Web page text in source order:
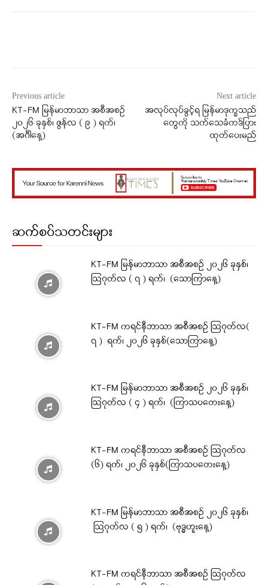
Previous article
KT-FM မြန်မာဘာသာ အစီအစဉ်
၂၀၂၆ ခုနှစ်၊ ဇွန်လ ( ၉ ) ရက်၊
(အင်္ဂါနေ့)
Next article
အလုပ်လုပ်ခွင့်ရ မြန်မာဒုက္ခသည်
တွေကို သက်သေခံကဒ်ပြား
ထုတ်ပေးမည်
ဆက်စပ်သတင်းများ
KT-FM မြန်မာဘာသာ အစီအစဉ် ၂၀၂၆ ခုနှစ်၊
ဩဂုတ်လ ( ၇ ) ရက်၊ (သောကြာနေ့)
KT-FM ကရင်နီဘာသာ အစီအစဉ် ဩဂုတ်လ(
၇ ) ရက်၊ ၂၀၂၆ ခုနှစ်(သောကြာနေ့)
KT-FM မြန်မာဘာသာ အစီအစဉ် ၂၀၂၆ ခုနှစ်၊
ဩဂုတ်လ ( ၄ ) ရက်၊ (ကြာသပတေးနေ့)
KT-FM ကရင်နီဘာသာ အစီအစဉ် ဩဂုတ်လ
(၆) ရက်၊ ၂၀၂၆ ခုနှစ်(ကြာသပတေးနေ့)
KT-FM မြန်မာဘာသာ အစီအစဉ် ၂၀၂၆ ခုနှစ်၊
ဩဂုတ်လ ( ၅ ) ရက်၊ (ဗုဒ္ဓဟူးနေ့)
KT-FM ကရင်နီဘာသာ အစီအစဉ် ဩဂုတ်လ